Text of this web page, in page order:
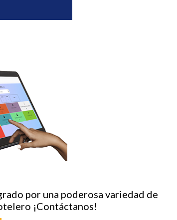
por una poderosa variedad de
¡Contáctanos!